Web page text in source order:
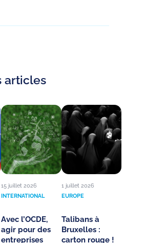
articles
15 juillet 2026
INTERNATIONAL
Avec l’OCDE,
agir pour des
entreprises
1 juillet 2026
EUROPE
Talibans à
Bruxelles :
carton rouge !